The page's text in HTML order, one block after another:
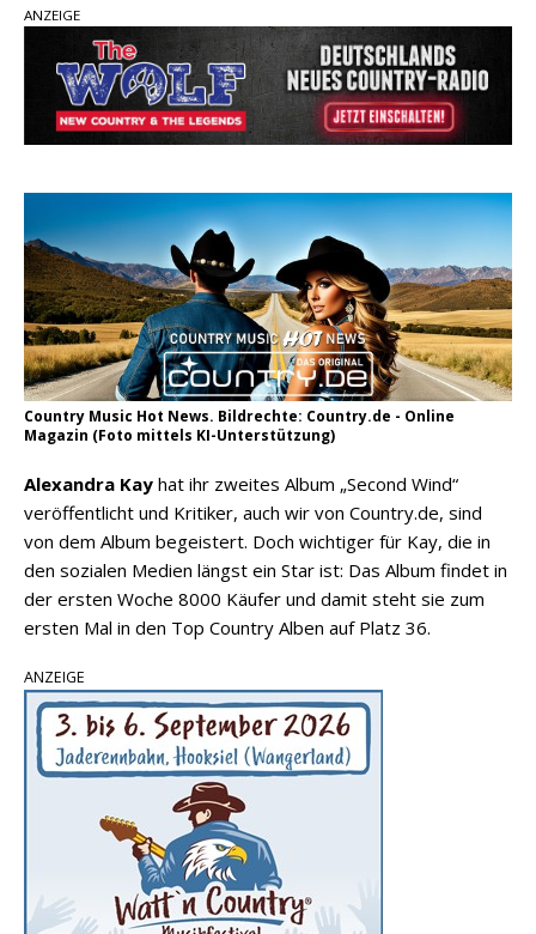
Ben Gallaher kehrt zu seinen Wurzeln zurück –
„Taylor Gold“ zeigt die Kraft der Akustik
ANZEIGE
Country Music Hot News. Bildrechte: Country.de - Online
Magazin (Foto mittels KI-Unterstützung)
Alexandra Kay hat ihr zweites Album „Second Wind“
veröffentlicht und Kritiker, auch wir von Country.de, sind
von dem Album begeistert. Doch wichtiger für Kay, die in
den sozialen Medien längst ein Star ist: Das Album findet in
der ersten Woche 8000 Käufer und damit steht sie zum
ersten Mal in den Top Country Alben auf Platz 36.
ANZEIGE